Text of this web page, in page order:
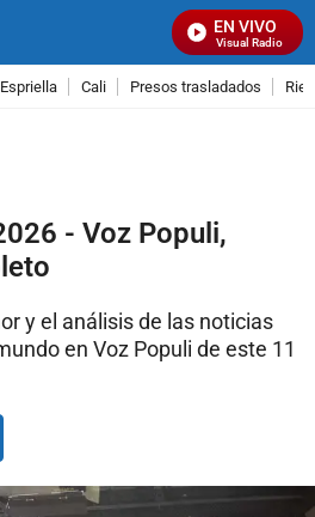
EN VIVO
Señal Visual Radio
Cali Presos trasladados
- Voz Populi,
y el análisis de las noticias
en Voz Populi de este 11